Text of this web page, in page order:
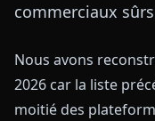
commerciaux
Nous avons
2026 car la liste
moitié des